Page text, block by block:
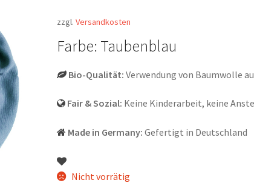
zzgl. Versandkosten
Farbe: Taubenblau
Bio-Qualität: Verwendung von Baumwolle
Fair & Sozial: Keine Kinderarbeit, keine
Made in Germany: Gefertigt in Deutschland
Nicht vorrätig